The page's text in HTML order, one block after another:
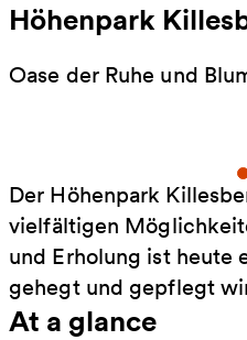
Höhenpark
Oase der Ruhe und
Der Höhenpark
vielfältigen
und Erholung ist heute
gehegt und gepflegt
At a glance